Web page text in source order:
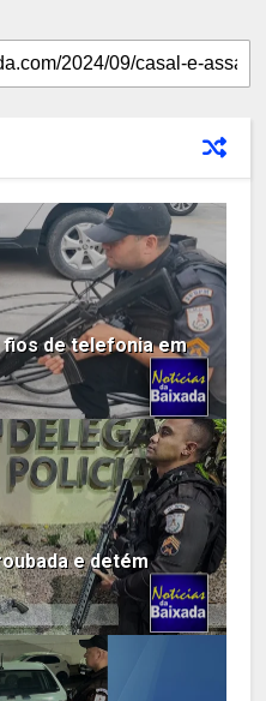
fios de telefonia em
e detém